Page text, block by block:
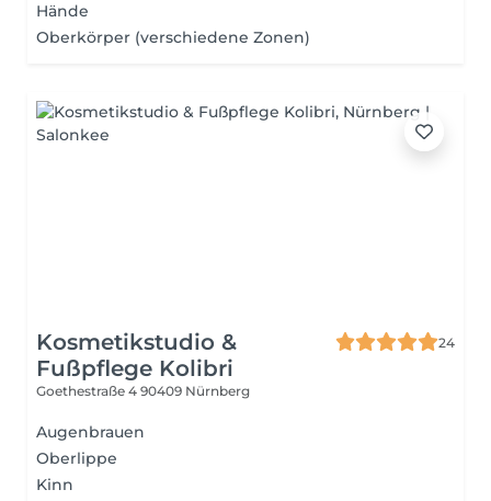
Hände
Oberkörper (verschiedene Zonen)
Kosmetikstudio &
Fußpflege Kolibri
24
Goethestraße 4 90409 Nürnberg
Augenbrauen
Oberlippe
Kinn